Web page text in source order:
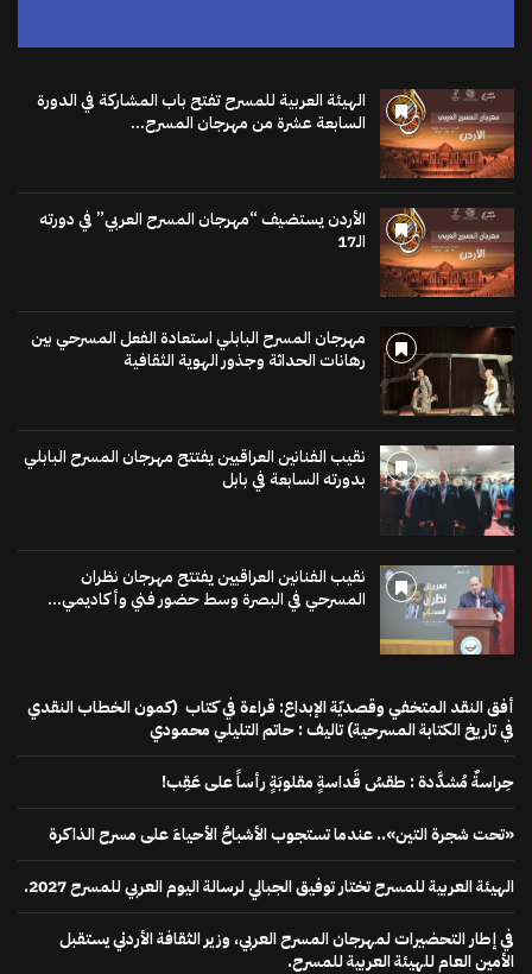
الهيئة العربية للمسرح تفتح باب المشاركة في الدورة
السابعة عشرة من مهرجان المسرح...
الأردن يستضيف “مهرجان المسرح العربي” في دورته
الـ17
مهرجان المسرح البابلي استعادة الفعل المسرحي بين
رهانات الحداثة وجذور الهوية الثقافية
نقيب الفنانين العراقيين يفتتح مهرجان المسرح البابلي
بدورته السابعة في بابل
نقيب الفنانين العراقيين يفتتح مهرجان نظران
المسرحي في البصرة وسط حضور فني وأكاديمي...
أفق النقد المتخفي وقصديّة الإبداع: قراءة في كتاب (كمون الخطاب النقدي
في تاريخ الكتابة المسرحية) تاليف : حاتم التليلي محمودي
حِراسةٌ مُشدَّدة : طقسُ قَداسةٍ مقلوبَةٍ رأساً على عَقِب!
«تحت شجرة التين».. عندما تستجوب الأشباحُ الأحياءَ على مسرح الذاكرة
الهيئة العربية للمسرح تختار توفيق الجبالي لرسالة اليوم العربي للمسرح 2027.
في إطار التحضيرات لمهرجان المسرح العربي، وزير الثقافة الأردني يستقبل
الأمين العام للهيئة العربية للمسرح.